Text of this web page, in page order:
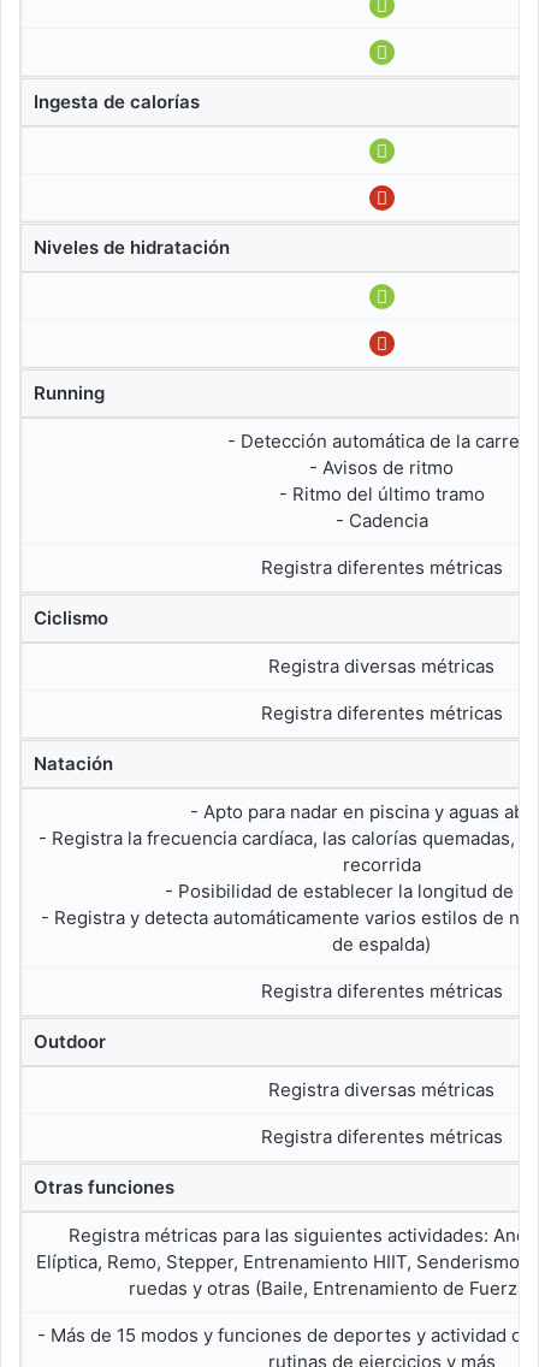
Ingesta de calorías
Niveles de hidratación
Running
- Detección automática de la carrera
- Avisos de ritmo
- Ritmo del último tramo
- Cadencia
Registra diferentes métricas
Ciclismo
Registra diversas métricas
Registra diferentes métricas
Natación
- Apto para nadar en piscina y aguas
- Registra la frecuencia cardíaca, las calorías quemadas,
recorrida
- Posibilidad de establecer la longitud de la
- Registra y detecta automáticamente varios estilos de
de espalda)
Registra diferentes métricas
Outdoor
Registra diversas métricas
Registra diferentes métricas
Otras funciones
Registra métricas para las siguientes actividades:
Elíptica, Remo, Stepper, Entrenamiento HIIT, Senderismo,
ruedas y otras (Baile, Entrenamiento de Fuerza
- Más de 15 modos y funciones de deportes y actividad
rutinas de ejercicios y más